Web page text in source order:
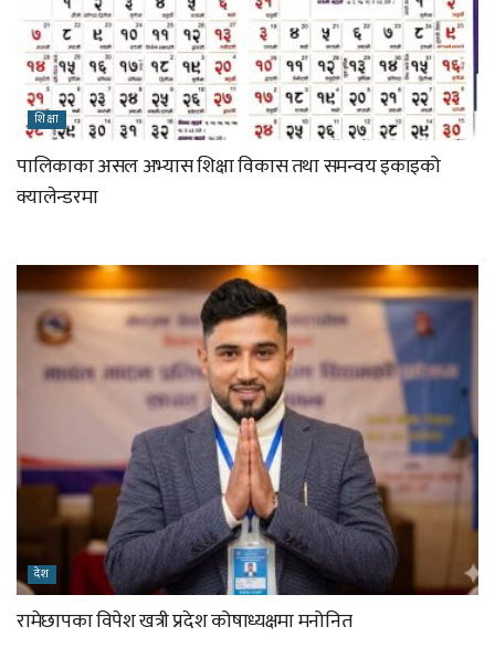
शिक्षा
पालिकाका असल अभ्यास शिक्षा विकास तथा समन्वय इकाइको
क्यालेन्डरमा
देश
रामेछापका विपेश खत्री प्रदेश कोषाध्यक्षमा मनोनित